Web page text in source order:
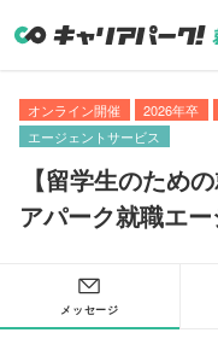
オンライン開催 2026年卒
エージェントサービス
【留学生のため
アパーク就職エー
メッセージ